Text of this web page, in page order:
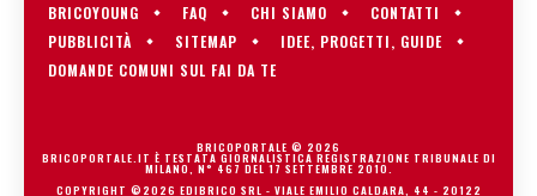
BRICOYOUNG
FAQ CHI SIAMO
CONTATTI
PUBBLICITÀ
SITEMAP
IDEE, PROGETTI, GUIDE
DOMANDE COMUNI SUL FAI DA TE
BRICOPORTALE © 2026
BRICOPORTALE.IT È TESTATA GIORNALISTICA REGISTRAZIONE TRIBUNALE DI
MILANO, N° 467 DEL 17 SETTEMBRE 2010.
COPYRIGHT ©2026 EDIBRICO SRL - VIALE EMILIO CALDARA, 44 - 20122